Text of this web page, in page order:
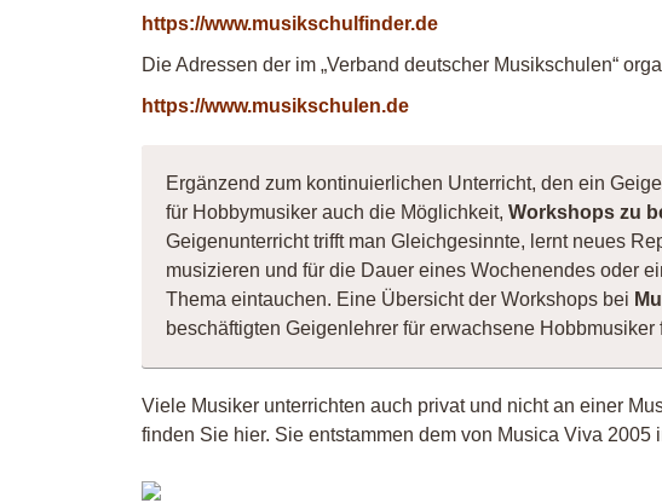
https://www.musikschulfinder.de
Die Adressen der im „Verband deutscher Musikschulen“
https://www.musikschulen.de
Ergänzend zum kontinuierlichen Unterricht, den ein
für Hobbymusiker auch die Möglichkeit, Workshops zu
Geigenunterricht trifft man Gleichgesinnte, lernt neues
musizieren und für die Dauer eines Wochenendes oder
Thema eintauchen. Eine Übersicht der Workshops bei
beschäftigten Geigenlehrer für erwachsene Hobbmusiker
Viele Musiker unterrichten auch privat und nicht an einer
finden Sie hier. Sie entstammen dem von Musica Viva 2005